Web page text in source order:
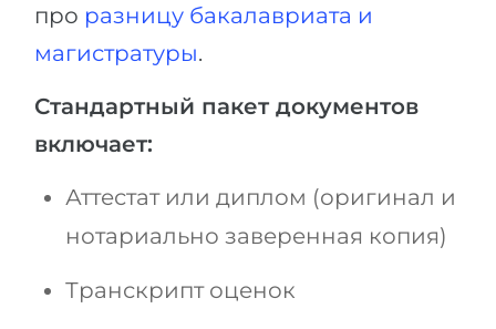
про разницу бакалавриата и
магистратуры.
Стандартный пакет документов
включает:
Аттестат или диплом (оригинал и
нотариально заверенная копия)
Транскрипт оценок